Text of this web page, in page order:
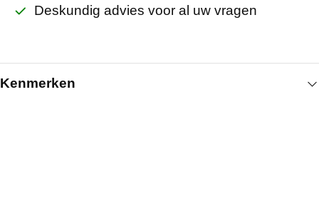
Deskundig advies voor al uw vragen
Kenmerken